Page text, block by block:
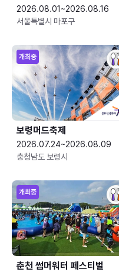
2026.08.01~2026.08.16
서울특별시 마포구
개최중
보령머드축제
2026.07.24~2026.08.09
충청남도 보령시
개최중
춘천 썸머워터 페스티벌